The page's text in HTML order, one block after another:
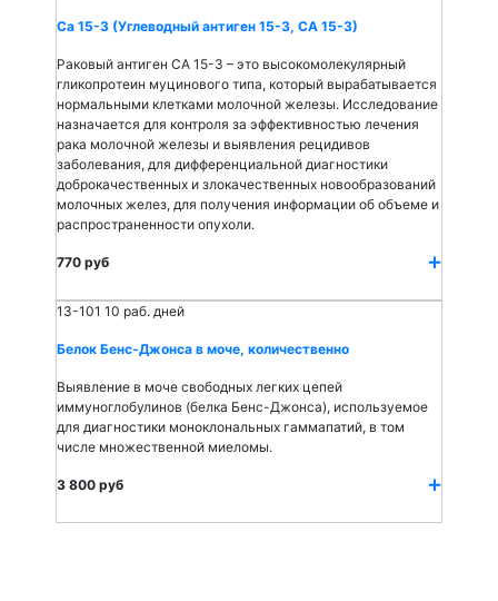
Са 15-3 (Углеводный антиген 15-3, СА 15-3)
Раковый антиген СА 15-3 – это высокомолекулярный
гликопротеин муцинового типа, который вырабатывается
нормальными клетками молочной железы. Исследование
назначается для контроля за эффективностью лечения
рака молочной железы и выявления рецидивов
заболевания, для дифференциальной диагностики
доброкачественных и злокачественных новообразований
молочных желез, для получения информации об объеме и
распространенности опухоли.
770 руб
13-101 10 раб. дней
Белок Бенс-Джонса в моче, количественно
Выявление в моче свободных легких цепей
иммуноглобулинов (белка Бенс-Джонса), используемое
для диагностики моноклональных гаммапатий, в том
числе множественной миеломы.
3 800 руб